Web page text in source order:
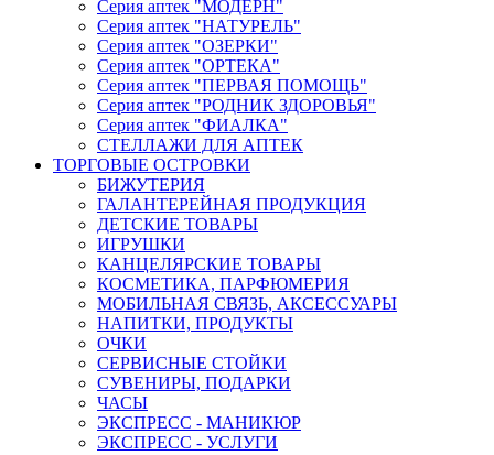
Серия аптек "МОДЕРН"
Серия аптек "НАТУРЕЛЬ"
Серия аптек "ОЗЕРКИ"
Серия аптек "ОРТЕКА"
Серия аптек "ПЕРВАЯ ПОМОЩЬ"
Серия аптек "РОДНИК ЗДОРОВЬЯ"
Серия аптек "ФИАЛКА"
СТЕЛЛАЖИ ДЛЯ АПТЕК
ТОРГОВЫЕ ОСТРОВКИ
БИЖУТЕРИЯ
ГАЛАНТЕРЕЙНАЯ ПРОДУКЦИЯ
ДЕТСКИЕ ТОВАРЫ
ИГРУШКИ
КАНЦЕЛЯРСКИЕ ТОВАРЫ
КОСМЕТИКА, ПАРФЮМЕРИЯ
МОБИЛЬНАЯ СВЯЗЬ, АКСЕССУАРЫ
НАПИТКИ, ПРОДУКТЫ
ОЧКИ
СЕРВИСНЫЕ СТОЙКИ
СУВЕНИРЫ, ПОДАРКИ
ЧАСЫ
ЭКСПРЕСС - МАНИКЮР
ЭКСПРЕСС - УСЛУГИ